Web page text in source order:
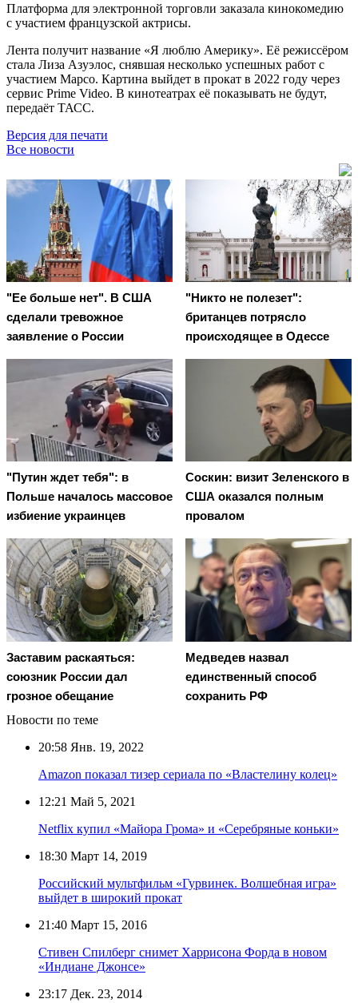
Платформа для электронной торговли заказала кинокомедию
с участием французской актрисы.
Лента получит название «Я люблю Америку». Её режиссёром
стала Лиза Азуэлос, снявшая несколько успешных работ с
участием Марсо. Картина выйдет в прокат в 2022 году через
сервис Prime Video. В кинотеатрах её показывать не будут,
передаёт ТАСС.
Версия для печати
Все новости
"Ее больше нет". В США
сделали тревожное
заявление о России
"Никто не полезет":
британцев потрясло
происходящее в Одессе
"Путин ждет тебя": в
Польше началось массовое
избиение украинцев
Соскин: визит Зеленского в
США оказался полным
провалом
Заставим раскаяться:
союзник России дал
грозное обещание
Медведев назвал
единственный способ
сохранить РФ
Новости по теме
20:58 Янв. 19, 2022
Amazon показал тизер сериала по «Властелину колец»
12:21 Май 5, 2021
Netflix купил «Майора Грома» и «Серебряные коньки»
18:30 Март 14, 2019
Российский мультфильм «Гурвинек. Волшебная игра»
выйдет в широкий прокат
21:40 Март 15, 2016
Стивен Спилберг снимет Харрисона Форда в новом
«Индиане Джонсе»
23:17 Дек. 23, 2014